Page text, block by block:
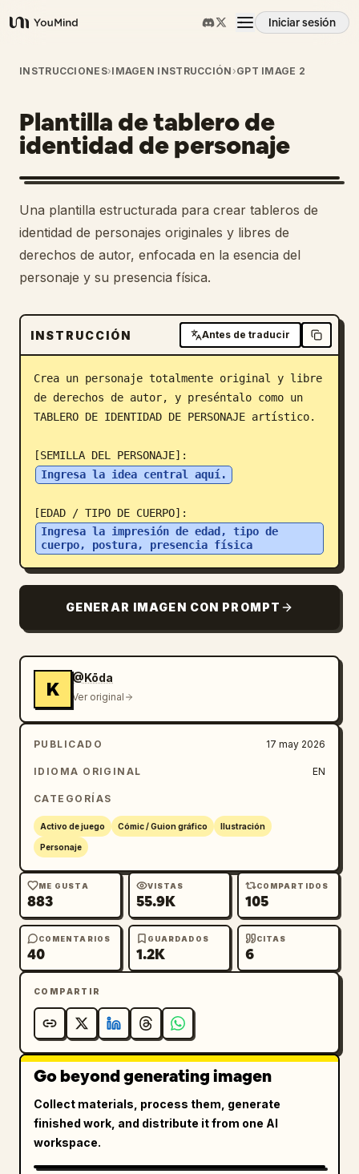
YouMind
Iniciar sesión
Resumen
Casos de uso
Habilidades
Prompts
Precios
Descargar
Blog
INSTRUCCIONES›IMAGEN INSTRUCCIÓN ›GPT IMAGE 2
Plantilla de tablero de
identidad de personaje
Una plantilla estructurada para crear tableros de
identidad de personajes originales y libres de
derechos de autor, enfocada en la esencia del
personaje y su presencia física.
INSTRUCCIÓN Antes de traducir
Crea un personaje totalmente original y libre
de derechos de autor, y preséntalo como un
TABLERO DE IDENTIDAD DE PERSONAJE artístico.
Ingresa la idea central aquí.
Ingresa la impresión de edad, tipo de
cuerpo, postura, presencia física
GENERAR IMAGEN CON PROMPT
K
@Kōda
Ver original
PUBLICADO 17 may 2026
IDIOMA ORIGINAL EN
CATEGORÍAS
Activo de juego Cómic / Guion gráfico Ilustración
Personaje
ME GUSTA
883
VISTAS
55.9K
COMPARTIDOS
105
COMENTARIOS
40
GUARDADOS
1.2K
CITAS
6
COMPARTIR
Go beyond generating imagen
Collect materials, process them, generate
finished work, and distribute it from one AI
workspace.